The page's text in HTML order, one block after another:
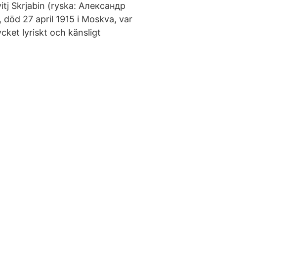
Skrjabin (ryska: Александр
27 april 1915 i Moskva, var
lyriskt och känsligt